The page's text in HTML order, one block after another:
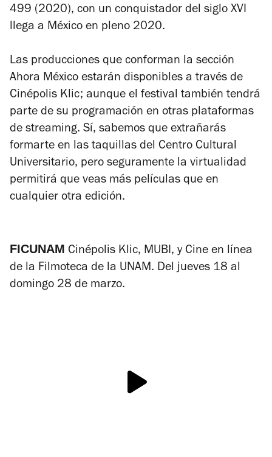
499 (2020), con un conquistador del siglo XVI
llega a México en pleno 2020.
Las producciones que conforman la sección
Ahora México estarán disponibles a través de
Cinépolis Klic; aunque el festival también tendrá
parte de su programación en otras plataformas
de streaming. Sí, sabemos que extrañarás
formarte en las taquillas del Centro Cultural
Universitario, pero seguramente la virtualidad
permitirá que veas más películas que en
cualquier otra edición.
FICUNAM Cinépolis Klic, MUBI, y Cine en línea
de la Filmoteca de la UNAM. Del jueves 18 al
domingo 28 de marzo.